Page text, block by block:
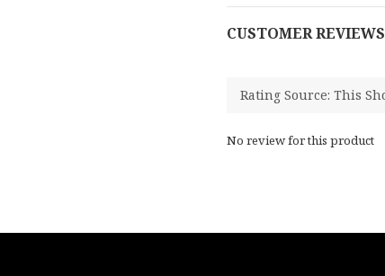
CUSTOMER REVIEWS
No review for this product